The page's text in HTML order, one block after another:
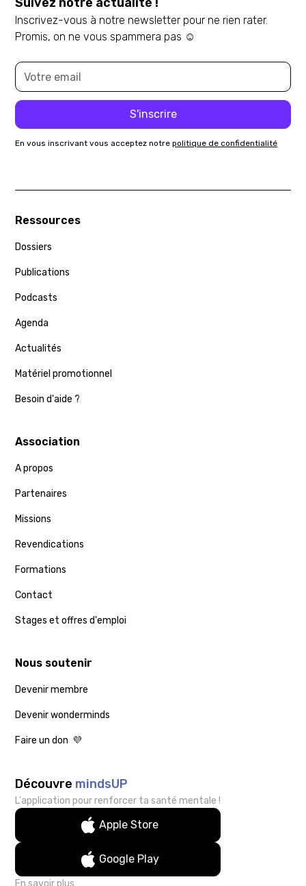
Inscrivez-vous à notre newsletter pour ne rien rater.
Promis, on ne vous spammera pas ☺️
En vous inscrivant vous acceptez notrepolitique de confidentialité
Ressources
Dossiers
Publications
Podcasts
Agenda
Actualités
Matériel promotionnel
Besoin d'aide ?
Association
A propos
Partenaires
Missions
Revendications
Formations
Contact
Stages et offres d'emploi
Nous soutenir
Devenir membre
Devenir wonderminds
Faire un don 💜
Découvre mindsUP
L'application pour renforcer ta santé mentale !
Apple Store
Google Play
En savoir plus